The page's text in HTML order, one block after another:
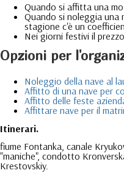
Quando si affitta una
Quando si noleggia una
stagione c'è un
Nei giorni festivi il
Opzioni per
Noleggio della nave al
Affitto di una nave per
Affitto delle feste
Affittare nave per il
Itinerari.
fiume Fontanka, canale
"maniche", condotto
Krestovskiy.